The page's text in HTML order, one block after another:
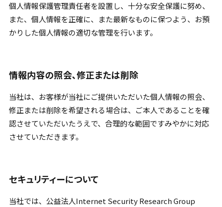
個人情報保護管理責任者を設置し、十分な安全保護に努め、
また、個人情報を正確に、また最新なものに保つよう、お預
かりした個人情報の適切な管理を行います。
情報内容の照会、修正または削除
当社は、お客様が当社にご提供いただいた個人情報の照会、
修正または削除を希望される場合は、ご本人であることを確
認させていただいたうえで、合理的な範囲ですみやかに対応
させていただきます。
セキュリティーについて
当社では、公益法人Internet Security Research Group